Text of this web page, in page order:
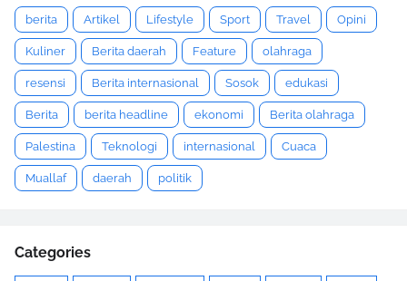
berita Artikel Lifestyle Sport Travel Opini
Kuliner Berita daerah Feature olahraga
resensi Berita internasional Sosok edukasi
Berita berita headline ekonomi Berita olahraga
Palestina Teknologi internasional Cuaca
Muallaf daerah politik
Categories